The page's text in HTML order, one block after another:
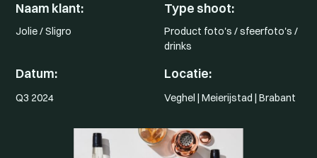
Naam klant:
Jolie / Sligro
Type shoot:
Product foto's / sfeerfoto's /
drinks
Datum:
Q3 2024
Locatie:
Veghel | Meierijstad | Brabant